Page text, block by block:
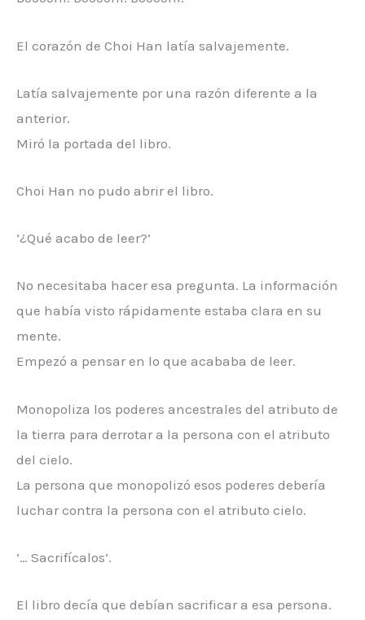
El corazón de Choi Han latía salvajemente.
Latía salvajemente por una razón diferente a la
anterior.
Miró la portada del libro.
Choi Han no pudo abrir el libro.
‘¿Qué acabo de leer?’
No necesitaba hacer esa pregunta. La información
que había visto rápidamente estaba clara en su
mente.
Empezó a pensar en lo que acababa de leer.
Monopoliza los poderes ancestrales del atributo de
la tierra para derrotar a la persona con el atributo
del cielo.
La persona que monopolizó esos poderes debería
luchar contra la persona con el atributo cielo.
‘… Sacrifícalos’.
El libro decía que debían sacrificar a esa persona.